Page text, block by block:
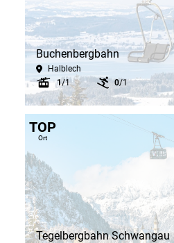
Buchenbergbahn
Halblech
1/1 0/1
TOP
Ort
Tegelbergbahn Schwangau